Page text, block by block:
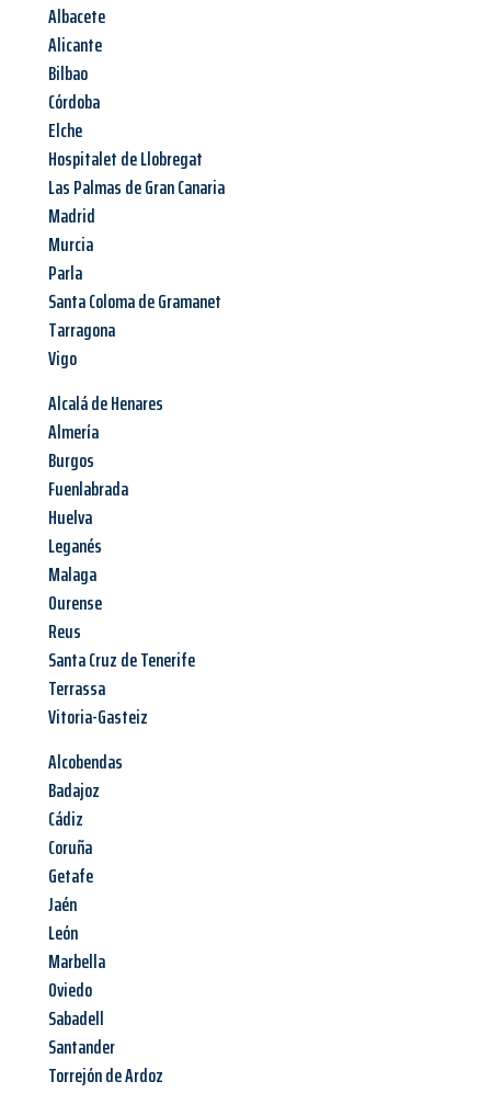
Albacete
Alicante
Bilbao
Córdoba
Elche
Hospitalet de Llobregat
Las Palmas de Gran Canaria
Madrid
Murcia
Parla
Santa Coloma de Gramanet
Tarragona
Vigo
Alcalá de Henares
Almería
Burgos
Fuenlabrada
Huelva
Leganés
Malaga
Ourense
Reus
Santa Cruz de Tenerife
Terrassa
Vitoria-Gasteiz
Alcobendas
Badajoz
Cádiz
Coruña
Getafe
Jaén
León
Marbella
Oviedo
Sabadell
Santander
Torrejón de Ardoz